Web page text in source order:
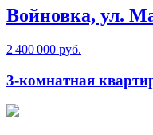
Войновка, ул.
2 400 000 руб.
3-комнатная